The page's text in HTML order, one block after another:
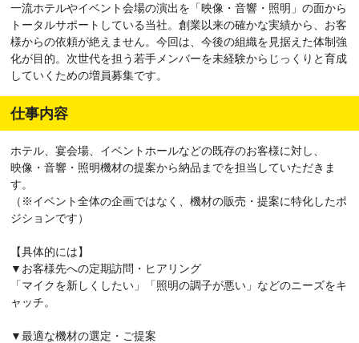
一流ホテルやイベント会場の演出を「映像・音響・照明」の面から
トータルサポートしている当社。創業以来の確かな実績から、お客
様からの依頼が絶えません。今回は、今後の組織を見据えた体制強
化が目的。次世代を担う若手メンバーを未経験からじっくりと育成
していくための増員募集です。
仕事内容
ホテル、宴会場、イベントホールなどの既存のお客様に対し、
映像・音響・照明機材の提案から納品までを担当していただきま
す。
（※イベント全体の企画ではなく、機材の販売・提案に特化したポ
ジションです）
【具体的には】
▼お客様先への定期訪問・ヒアリング
「マイクを新しくしたい」「照明の調子が悪い」などのニーズをキ
ャッチ。
▼最適な機材の選定・ご提案